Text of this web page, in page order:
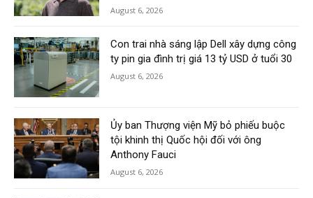
August 6, 2026
Con trai nhà sáng lập Dell xây dựng công
ty pin gia đình trị giá 13 tỷ USD ở tuổi 30
August 6, 2026
Ủy ban Thượng viện Mỹ bỏ phiếu buộc
tội khinh thị Quốc hội đối với ông
Anthony Fauci
August 6, 2026